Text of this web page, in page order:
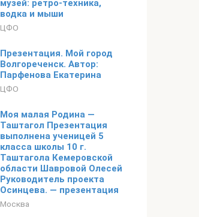
музей: ретро-техника,
водка и мыши
ЦФО
Презентация. Мой город
Волгореченск. Автор:
Парфенова Екатерина
ЦФО
Моя малая Родина —
Таштагол Презентация
выполнена ученицей 5
класса школы 10 г.
Таштагола Кемеровской
области Шавровой Олесей
Руководитель проекта
Осинцева. — презентация
Москва